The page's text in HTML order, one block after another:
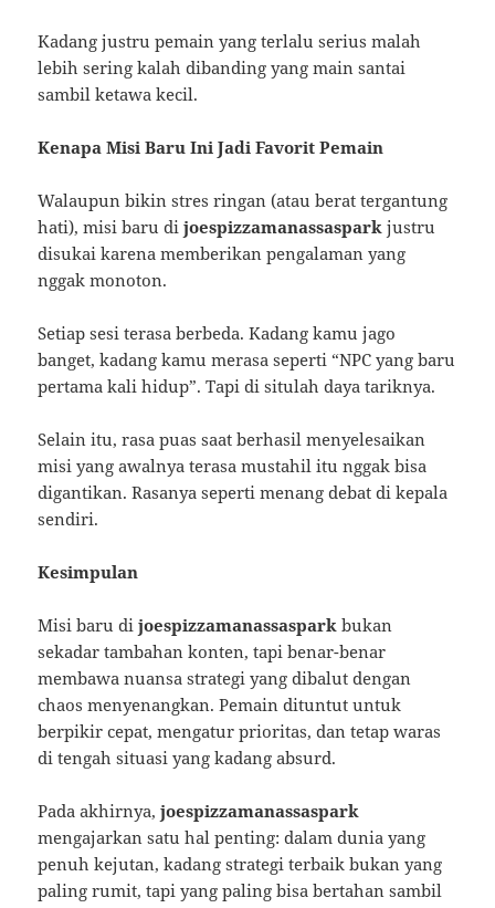
Kadang justru pemain yang terlalu serius malah
lebih sering kalah dibanding yang main santai
sambil ketawa kecil.
Kenapa Misi Baru Ini Jadi Favorit Pemain
Walaupun bikin stres ringan (atau berat tergantung
hati), misi baru dijoespizzamanassaspark justru
disukai karena memberikan pengalaman yang
nggak monoton.
Setiap sesi terasa berbeda. Kadang kamu jago
banget, kadang kamu merasa seperti “NPC yang baru
pertama kali hidup”. Tapi di situlah daya tariknya.
Selain itu, rasa puas saat berhasil menyelesaikan
misi yang awalnya terasa mustahil itu nggak bisa
digantikan. Rasanya seperti menang debat di kepala
sendiri.
Kesimpulan
Misi baru dijoespizzamanassaspark bukan
sekadar tambahan konten, tapi benar-benar
membawa nuansa strategi yang dibalut dengan
chaos menyenangkan. Pemain dituntut untuk
berpikir cepat, mengatur prioritas, dan tetap waras
di tengah situasi yang kadang absurd.
Pada akhirnya,joespizzamanassaspark
mengajarkan satu hal penting: dalam dunia yang
penuh kejutan, kadang strategi terbaik bukan yang
paling rumit, tapi yang paling bisa bertahan sambil